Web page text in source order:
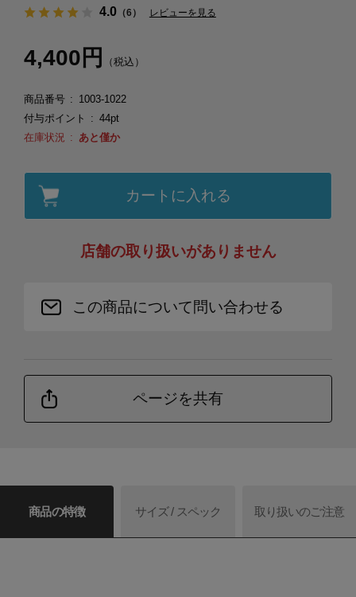
4.0（6） レビューを見る
4,400円 （税込）
商品番号
1003-1022
付与ポイント
44pt
在庫状況
あと僅か
カートに入れる
店舗の取り扱いがありません
この商品について問い合わせる
ページを共有
商品の特徴 サイズ / スペック 取り扱いのご注意